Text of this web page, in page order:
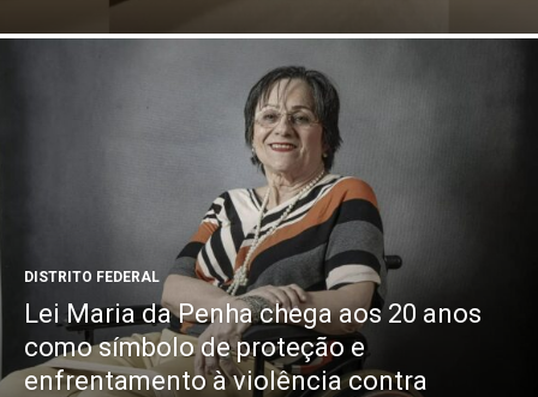
DISTRITO FEDERAL
Lei Maria da Penha chega aos 20 anos
como símbolo de proteção e
enfrentamento à violência contra